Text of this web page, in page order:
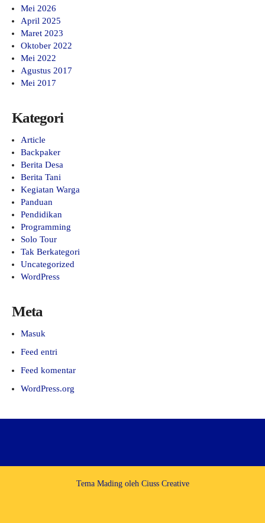
Mei 2026
April 2025
Maret 2023
Oktober 2022
Mei 2022
Agustus 2017
Mei 2017
Kategori
Article
Backpaker
Berita Desa
Berita Tani
Kegiatan Warga
Panduan
Pendidikan
Programming
Solo Tour
Tak Berkategori
Uncategorized
WordPress
Meta
Masuk
Feed entri
Feed komentar
WordPress.org
Tema Mading oleh Ciuss Creative